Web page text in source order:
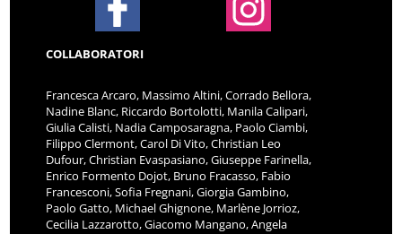
COLLABORATORI
Francesca Arcaro, Massimo Altini, Corrado Bellora,
Nadine Blanc, Riccardo Bortolotti, Manila Calipari,
Giulia Calisti, Nadia Camposaragna, Paolo Ciambi,
Filippo Clermont, Carol Di Vito, Christian Leo
Dufour, Christian Evaspasiano, Giuseppe Farinella,
Enrico Formento Dojot, Bruno Fracasso, Fabio
Francesconi, Sofia Fregnani, Giorgia Gambino,
Paolo Gatto, Michael Ghignone, Marlène Jorrioz,
Cecilia Lazzarotto, Giacomo Mangano, Angela